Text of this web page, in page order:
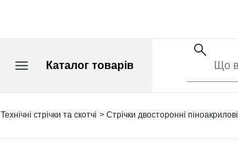
Каталог товарів
Технічні стрічки та скотчі Стрічки двосторонні піноакрилові